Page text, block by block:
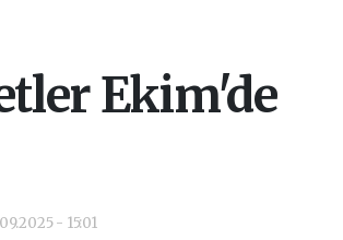
Ekim'de
- 15:01